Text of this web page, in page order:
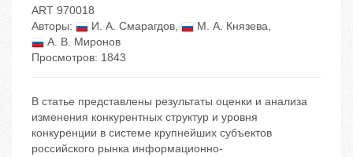
ART 970018
Авторы:
И. А. Смарагдов, М. А. Князева,
А. В. Миронов
Просмотров: 1843
В статье представлены результаты оценки и анализа
изменения конкурентных структур и уровня
конкуренции в системе крупнейших субъектов
российского рынка информационно-